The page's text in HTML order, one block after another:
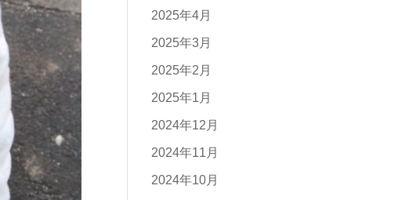
2025年4月
2025年3月
2025年2月
2025年1月
2024年12月
2024年11月
2024年10月